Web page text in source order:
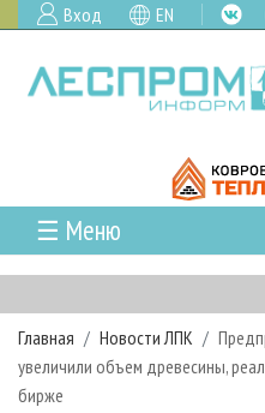
Вход EN
☰ Меню
ГЛАВНАЯ
РУБРИКИ И ТЕМЫ
РУБРИКИ ЖУРНАЛА
ЛЕСНОЕ ХОЗЯЙСТВО
НОВОСТИ
КАЛЕНДАРЬ СОБЫТИЙ
ПРОЕКТЫ ЛПИ
Главная Новости ЛПК
увеличили объем древесины,
бирже